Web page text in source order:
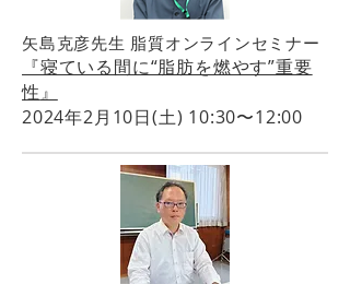
矢島克彦先生 脂質オンラインセミナー
『寝ている間に“脂肪を燃やす”重要
性』
2024年2月10日(土) 10:30〜12:00